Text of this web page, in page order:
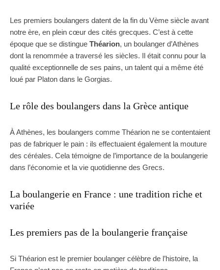
Les premiers boulangers datent de la fin du Vème siècle avant
notre ère, en plein cœur des cités grecques. C’est à cette
époque que se distingue Théarion, un boulanger d’Athènes
dont la renommée a traversé les siècles. Il était connu pour la
qualité exceptionnelle de ses pains, un talent qui a même été
loué par Platon dans le Gorgias.
Le rôle des boulangers dans la Grèce antique
À Athènes, les boulangers comme Théarion ne se contentaient
pas de fabriquer le pain : ils effectuaient également la mouture
des céréales. Cela témoigne de l’importance de la boulangerie
dans l’économie et la vie quotidienne des Grecs.
La boulangerie en France : une tradition riche et
variée
Les premiers pas de la boulangerie française
Si Théarion est le premier boulanger célèbre de l’histoire, la